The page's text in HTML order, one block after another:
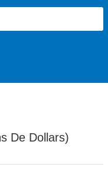
De Dollars)